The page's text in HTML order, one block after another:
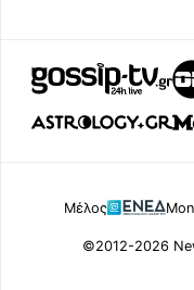
Μέλος
©2012-2026